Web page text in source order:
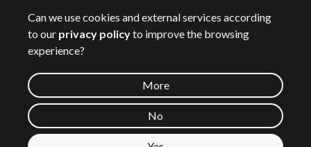
🇸🇪Sverige
©2026Wannasport.dk
Can we use cookies and external services according
to our privacy policyto improve the browsing
experience?
More
No